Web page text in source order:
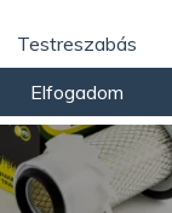
hirdetések és
hirdetés-
nézettségi
valamint termékek
és a termékek
Az Ön engedélyével
eszközleolvasásos
Testreszabás
Elfogadom